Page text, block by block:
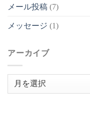
メール投稿 (7)
メッセージ (1)
アーカイブ